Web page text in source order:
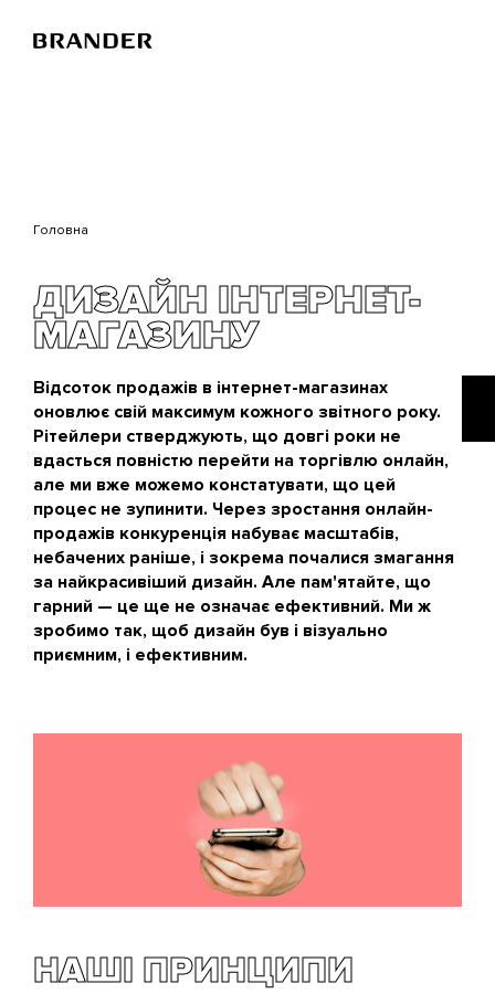
Головна
ДИЗАЙН ІНТЕРНЕТ-
МАГАЗИНУ
Відсоток продажів в інтернет-магазинах
оновлює свій максимум кожного звітного року.
Рітейлери стверджують, що довгі роки не
вдасться повністю перейти на торгівлю онлайн,
але ми вже можемо констатувати, що цей
процес не зупинити. Через зростання онлайн-
продажів конкуренція набуває масштабів,
небачених раніше, і зокрема почалися змагання
за найкрасивіший дизайн. Але пам'ятайте, що
гарний — це ще не означає ефективний. Ми ж
зробимо так, щоб дизайн був і візуально
приємним, і ефективним.
НАШІ ПРИНЦИПИ